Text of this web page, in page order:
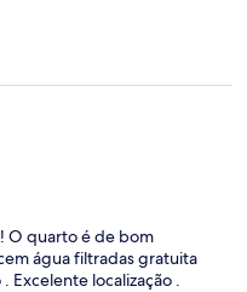
O quarto é de bom
água filtradas gratuita
Excelente localização .